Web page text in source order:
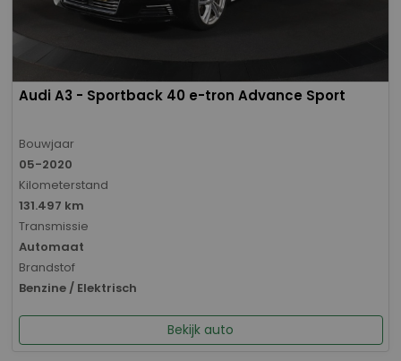
Audi A3 - Sportback 40 e-tron Advance Sport
Bouwjaar
05-2020
Kilometerstand
131.497 km
Transmissie
Automaat
Brandstof
Benzine / Elektrisch
Bekijk auto